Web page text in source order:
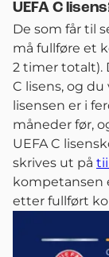
UEFA C
De som får til
må fullføre et
2 timer totalt).
C lisens, og
lisensen er i
måneder før,
UEFA C
skrives ut på
kompetansen
etter fullført